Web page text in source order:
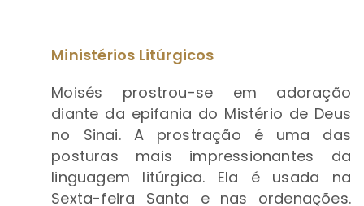
Ministérios Litúrgicos
Moisés prostrou-se em adoração
diante da epifania do Mistério de Deus
no Sinai. A prostração é uma das
posturas mais impressionantes da
linguagem litúrgica. Ela é usada na
Sexta-feira Santa e nas ordenações.